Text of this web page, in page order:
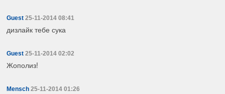
Guest 25-11-2014 08:41
дизлайк тебе сука
Guest 25-11-2014 02:02
Жополиз!
Mensch 25-11-2014 01:26